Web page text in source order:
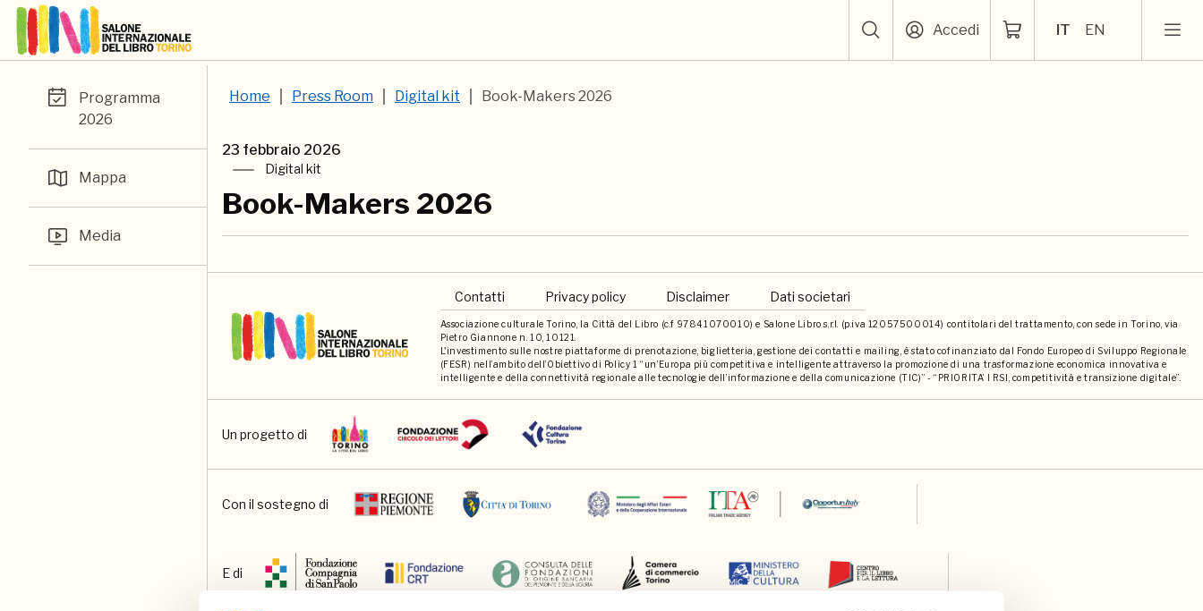
Accedi IT EN
Programma
2026
Mappa
Media
Home Press Room Digital kit Book-Makers 2026
23 febbraio 2026
Digital kit
Book-Makers 2026
Associazione culturale Torino, la Città del Libro (c.f 97841070010) e Salone Libro s.r.l. (p.iva 12057500014) contitolari del trattamento, con sede in Torino, via
Pietro Giannone n. 10, 10121.
L'investimento sulle nostre piattaforme di prenotazione, biglietteria, gestione dei contatti e mailing, è stato cofinanziato dal Fondo Europeo di Sviluppo Regionale
(FESR) nell’ambito dell’Obiettivo di Policy 1 “un’Europa più competitiva e intelligente attraverso la promozione di una trasformazione economica innovativa e
intelligente e della connettività regionale alle tecnologie dell’informazione e della comunicazione (TIC)” - “PRIORITA’ I RSI, competitività e transizione digitale”.
Contatti Privacy policy Disclaimer Dati societari
Un progetto di
Con il sostegno di
E di